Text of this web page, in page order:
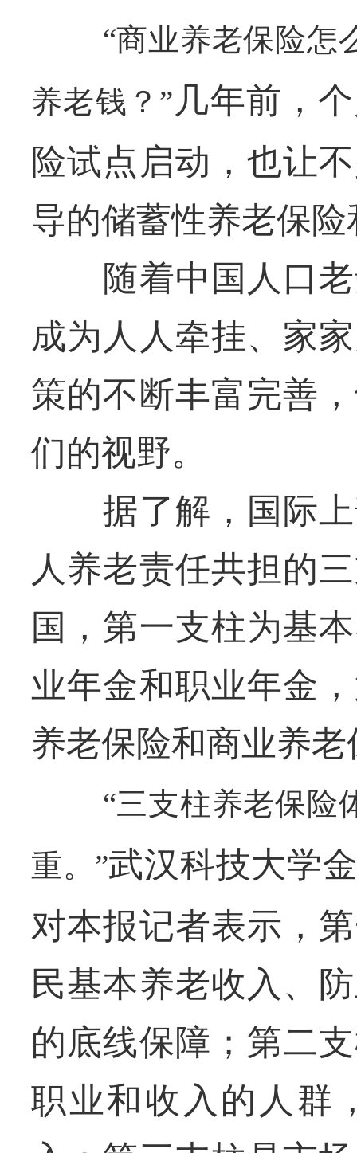
“商业养老保险怎
养老钱？” 几年前，
险试点启动，也让
导的储蓄性养老保
随着中国人口老
成为人人牵挂、家
策的不断丰富完善
们的视野。
据了解，国际上
人养老责任共担的
国，第一支柱为基
业年金和职业年金
养老保险和商业养老
“三支柱养老保险
重。”武汉科技大学
对本报记者表示，
民基本养老收入、
的底线保障；第二
职业和收入的人群